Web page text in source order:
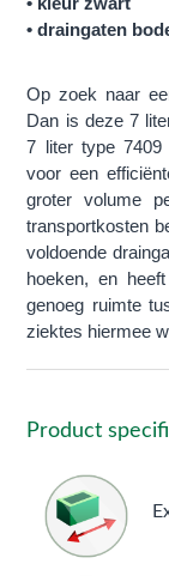
• kleur zwart
• draingaten
Op zoek naar
Dan is deze 7
7 liter type 7409
voor een
groter volume
transportkosten
voldoende
hoeken, en
genoeg ruimte
ziektes hiermee
Product